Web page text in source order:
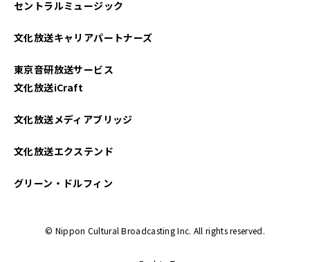
2023年05月
2023年04月
2023年03月
セントラルミュージック
文化放送キャリアパートナーズ
東京音研放送サービス
文化放送iCraft
文化放送メディアブリッジ
文化放送エクステンド
グリーン・ドルフィン
© Nippon Cultural Broadcasting Inc. All rights reserved.